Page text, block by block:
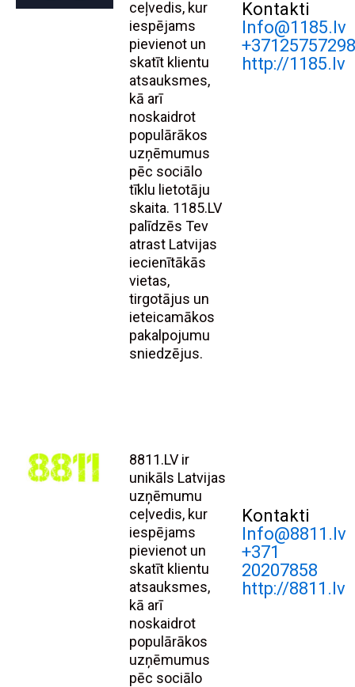
ceļvedis, kur
iespējams
pievienot un
skatīt klientu
atsauksmes,
kā arī
noskaidrot
populārākos
uzņēmumus
pēc sociālo
tīklu lietotāju
skaita. 1185.LV
palīdzēs Tev
atrast Latvijas
iecienītākās
vietas,
tirgotājus un
ieteicamākos
pakalpojumu
sniedzējus.
Kontakti
Info@1185.lv
http://1185.lv
8811.LV ir
unikāls Latvijas
uzņēmumu
ceļvedis, kur
iespējams
pievienot un
skatīt klientu
atsauksmes,
kā arī
noskaidrot
populārākos
uzņēmumus
pēc sociālo
Kontakti
Info@8811.lv
+371
20207858
http://8811.lv